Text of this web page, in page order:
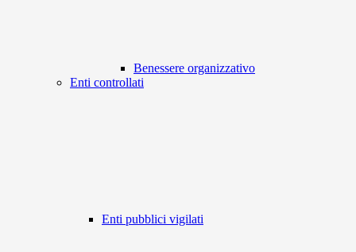
Benessere organizzativo
Enti controllati
Enti pubblici vigilati